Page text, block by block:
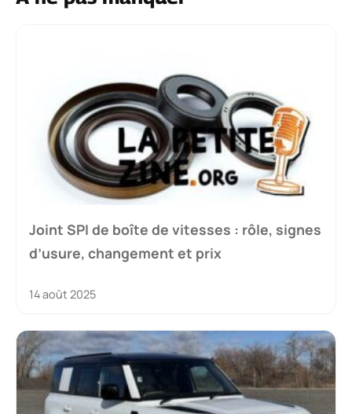
Joint SPI de boîte de vitesses : rôle, signes
d’usure, changement et prix
14 août 2025